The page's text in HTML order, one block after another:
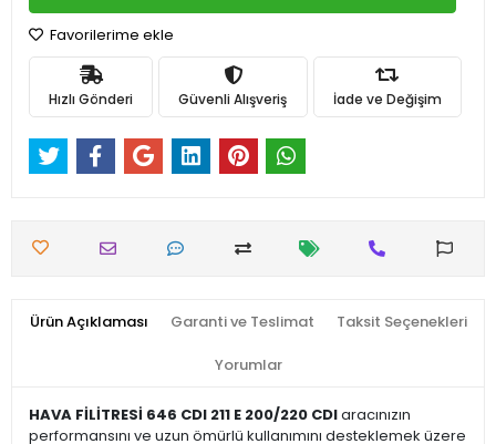
Favorilerime ekle
Hızlı Gönderi Güvenli Alışveriş İade ve Değişim
Ürün Açıklaması Garanti ve Teslimat Taksit Seçenekleri
Yorumlar
HAVA FİLİTRESİ 646 CDI 211 E 200/220 CDIaracınızın
performansını ve uzun ömürlü kullanımını desteklemek üzere